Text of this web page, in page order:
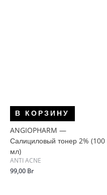
В КОРЗИНУ
ANGIOPHARM —
Салициловый тонер 2% (100
мл)
ANTI ACNE
99,00 Br